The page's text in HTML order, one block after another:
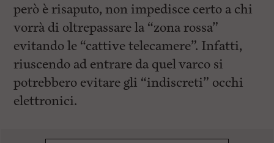
però è risaputo, non impedisce certo a chi
vorrà di oltrepassare la “zona rossa”
evitando le “cattive telecamere”. Infatti,
riuscendo ad entrare da quel varco si
potrebbero evitare gli “indiscreti” occhi
elettronici.